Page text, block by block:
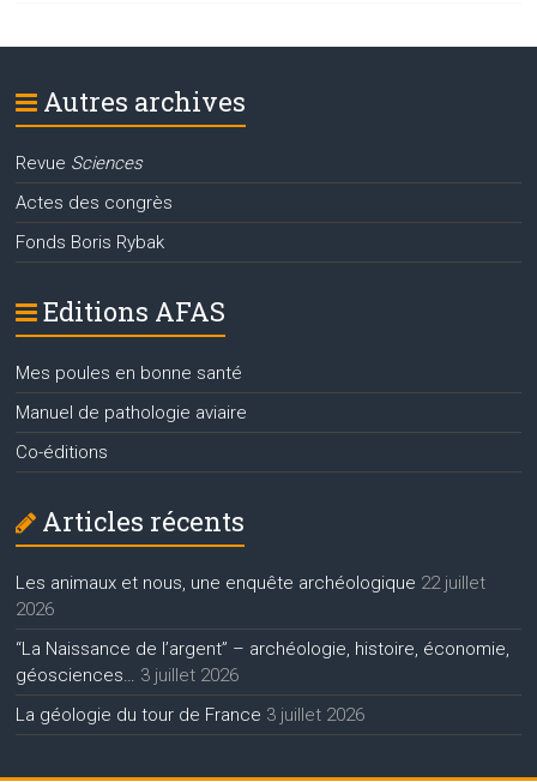
Autres archives
Revue Sciences
Actes des congrès
Fonds Boris Rybak
Editions AFAS
Mes poules en bonne santé
Manuel de pathologie aviaire
Co-éditions
Articles récents
Les animaux et nous, une enquête archéologique 22 juillet
2026
“La Naissance de l’argent” – archéologie, histoire, économie,
géosciences…
3 juillet 2026
La géologie du tour de France 3 juillet 2026